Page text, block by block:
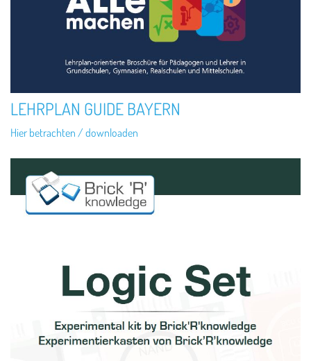
LEHRPLAN GUIDE BAYERN
Hier betrachten / downloaden